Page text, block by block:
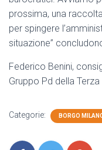
prossima, una
per spingere
situazione”
Federico Benini,
Gruppo Pd della
Categorie: BORGO